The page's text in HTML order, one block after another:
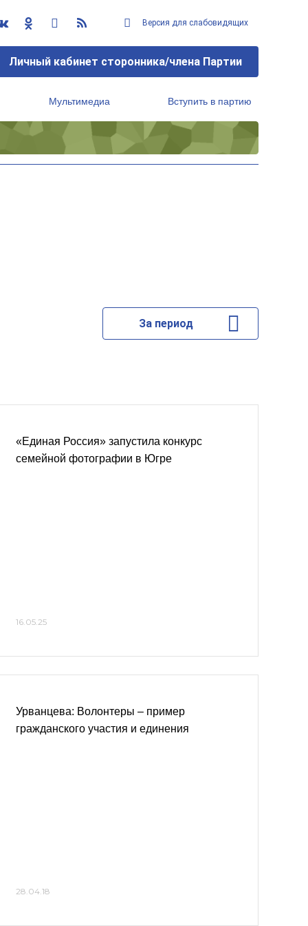
Версия для слабовидящих
Личный кабинет сторонника/члена Партии
Мультимедиа Вступить в партию
За период
«Единая Россия» запустила конкурс
семейной фотографии в Югре
16.05.25
Урванцева: Волонтеры – пример
гражданского участия и единения
28.04.18